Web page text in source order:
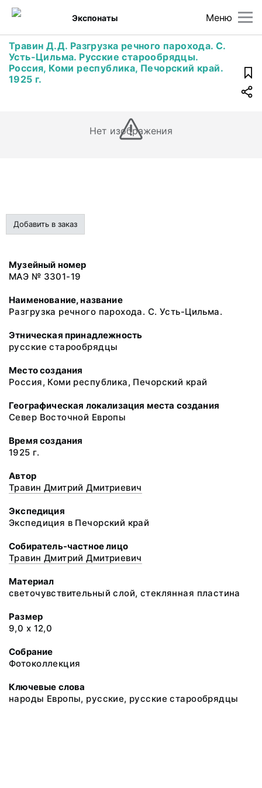
Меню
Экспонаты
Травин Д.Д. Разгрузка речного парохода. С.
Усть-Цильма. Русские старообрядцы.
Россия, Коми республика, Печорский край.
1925 г.
Нет изображения
Добавить в заказ
Музейный номер
МАЭ № 3301-19
Наименование, название
Разгрузка речного парохода. С. Усть-Цильма.
Этническая принадлежность
русские старообрядцы
Место создания
Россия, Коми республика, Печорский край
Географическая локализация места создания
Север Восточной Европы
Время создания
1925 г.
Автор
Травин Дмитрий Дмитриевич
Экспедиция
Экспедиция в Печорский край
Собиратель-частное лицо
Травин Дмитрий Дмитриевич
Материал
светочувствительный слой, стеклянная пластина
Размер
9,0 х 12,0
Собрание
Фотоколлекция
Ключевые слова
народы Европы, русские, русские старообрядцы